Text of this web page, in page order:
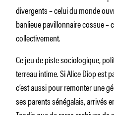
divergents – celui du monde
banlieue pavillonnaire cossue –
collectivement.
Ce jeu de piste sociologique,
terreau intime. Si Alice Diop est
c’est aussi pour remonter une
ses parents sénégalais, arrivés